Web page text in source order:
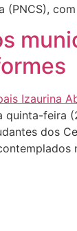
(PNCS),
quinta-
dos